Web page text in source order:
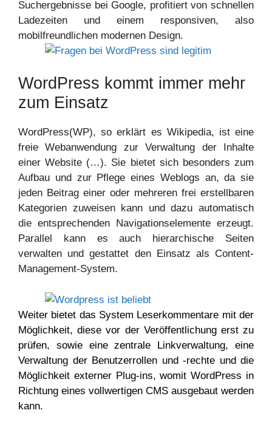
Suchergebnisse bei Google, profitiert von schnellen
Ladezeiten und einem responsiven, also
mobilfreundlichen modernen Design.
WordPress kommt immer mehr
zum Einsatz
WordPress(WP), so erklärt es Wikipedia, ist eine
freie Webanwendung zur Verwaltung der Inhalte
einer Website (…). Sie bietet sich besonders zum
Aufbau und zur Pflege eines Weblogs an, da sie
jeden Beitrag einer oder mehreren frei erstellbaren
Kategorien zuweisen kann und dazu automatisch
die entsprechenden Navigationselemente erzeugt.
Parallel kann es auch hierarchische Seiten
verwalten und gestattet den Einsatz als Content-
Management-System.
Weiter bietet das System Leserkommentare mit der
Möglichkeit, diese vor der Veröffentlichung erst zu
prüfen, sowie eine zentrale Linkverwaltung, eine
Verwaltung der Benutzerrollen und -rechte und die
Möglichkeit externer Plug-ins, womit WordPress in
Richtung eines vollwertigen CMS ausgebaut werden
kann.